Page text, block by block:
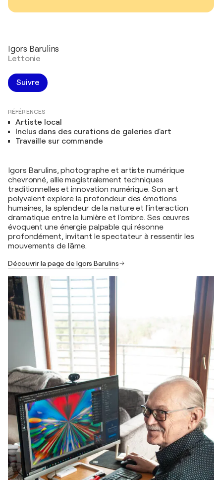
Igors Barulins
Lettonie
Suivre
RÉFÉRENCES
Artiste local
Inclus dans des curations de galeries d'art
Travaille sur commande
Igors Barulins, photographe et artiste numérique
chevronné, allie magistralement techniques
traditionnelles et innovation numérique. Son art
polyvalent explore la profondeur des émotions
humaines, la splendeur de la nature et l'interaction
dramatique entre la lumière et l'ombre. Ses œuvres
évoquent une énergie palpable qui résonne
profondément, invitant le spectateur à ressentir les
mouvements de l'âme.
Découvrir la page de Igors Barulins